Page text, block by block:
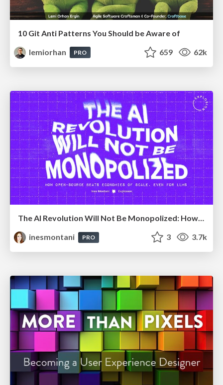
10 Git Anti Patterns You Should be Aware of
lemiorhan
PRO 659 62k
The AI Revolution Will Not Be Monopolized: How open-source beats economies of scale, even for LLMs
inesmontani
PRO 3 3.7k